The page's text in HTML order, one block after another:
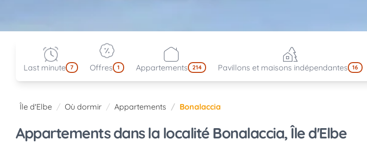
Last minute 7 Offres 1 Appartements 214 Pavillons et maisons indépendantes 16
Île d'Elbe Où dormir Appartements Bonalaccia
Appartements dans la localité Bonalaccia, Île d'Elbe